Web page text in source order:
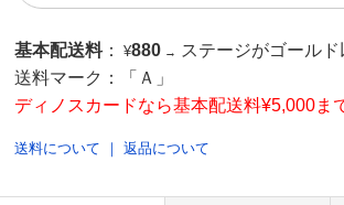
基本配送料 ： ¥880 → ステージがゴールド
送料マーク：
「Ａ」
ディノスカードなら基本配送料¥5,000ま
送料について ｜返品について